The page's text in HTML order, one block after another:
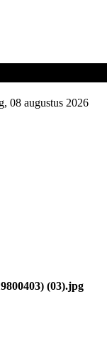
08 augustus 2026
(03).jpg